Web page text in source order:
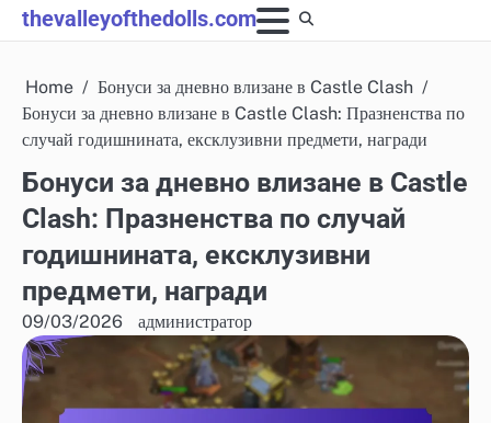
Skip
to
thevalleyofthedolls.com
Home
Бонуси за дневно влизане в Castle Clash
Бонуси за дневно влизане в Castle Clash: Празненства по
случай годишнината, ексклузивни предмети, награди
Бонуси за дневно влизане в Castle
Clash: Празненства по случай
годишнината, ексклузивни
предмети, награди
09/03/2026 администратор